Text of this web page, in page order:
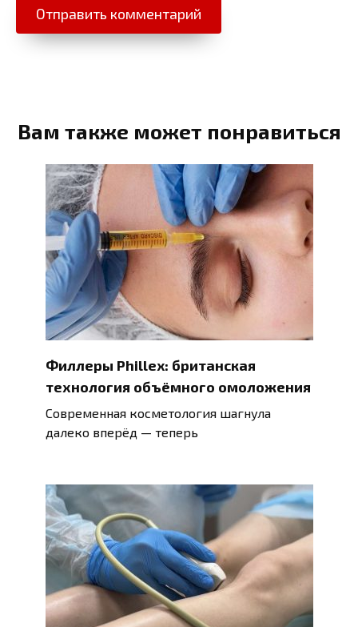
Вам также может понравиться
Филлеры Phillex: британская
технология объёмного омоложения
Современная косметология шагнула
далеко вперёд — теперь